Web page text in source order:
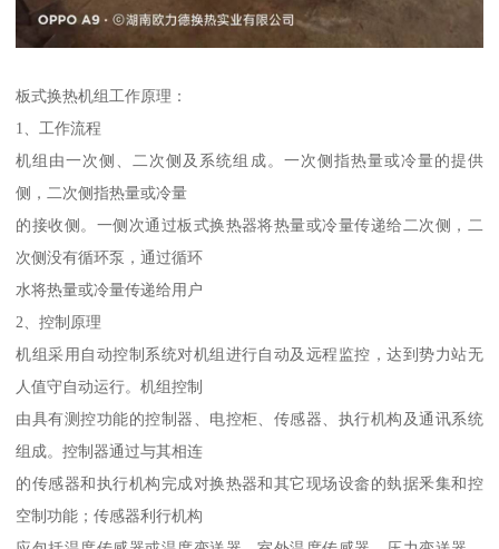
板式换热机组工作原理：
1、工作流程
机组由一次侧、二次侧及系统组成。一次侧指热量或冷量的提供
侧，二次侧指热量或冷量
的接收侧。一侧次通过板式换热器将热量或冷量传递给二次侧，二
次侧没有循环泵，通过循环
水将热量或冷量传递给用户
2、控制原理
机组采用自动控制系统对机组进行自动及远程监控，达到势力站无
人值守自动运行。机组控制
由具有测控功能的控制器、电控柜、传感器、执行机构及通讯系统
组成。控制器通过与其相连
的传感器和执行机构完成对换热器和其它现场设畲的埶据釆集和控
空制功能；传感器利行机构